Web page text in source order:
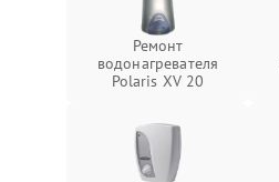
Ремонт
водонагревателя
Polaris XV 20